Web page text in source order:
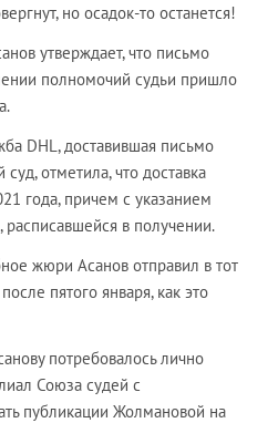
но осадок-то останется!
утверждает, что письмо
полномочий судьи пришло
DHL, доставившая письмо
отметила, что доставка
года, причем с указанием
в получении.
жюри Асанов отправил в тот
пятого января, как это
потребовалось лично
Союза судей с
публикации Жолмановой на